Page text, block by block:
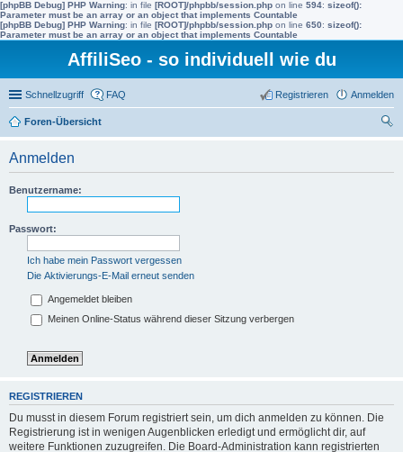
[phpBB Debug] PHP Warning: in file [ROOT]/phpbb/session.php on line 594: sizeof():
Parameter must be an array or an object that implements Countable
[phpBB Debug] PHP Warning: in file [ROOT]/phpbb/session.php on line 650: sizeof():
Parameter must be an array or an object that implements Countable
AffiliSeo - so individuell wie du
Schnellzugriff FAQ Anmelden
Registrieren
Foren-Übersicht
Anmelden
Benutzername:
Passwort:
Ich habe mein Passwort vergessen
Die Aktivierungs-E-Mail erneut senden
Angemeldet bleiben
Meinen Online-Status während dieser Sitzung verbergen
REGISTRIEREN
Du musst in diesem Forum registriert sein, um dich anmelden zu können. Die
Registrierung ist in wenigen Augenblicken erledigt und ermöglicht dir, auf
weitere Funktionen zuzugreifen. Die Board-Administration kann registrierten